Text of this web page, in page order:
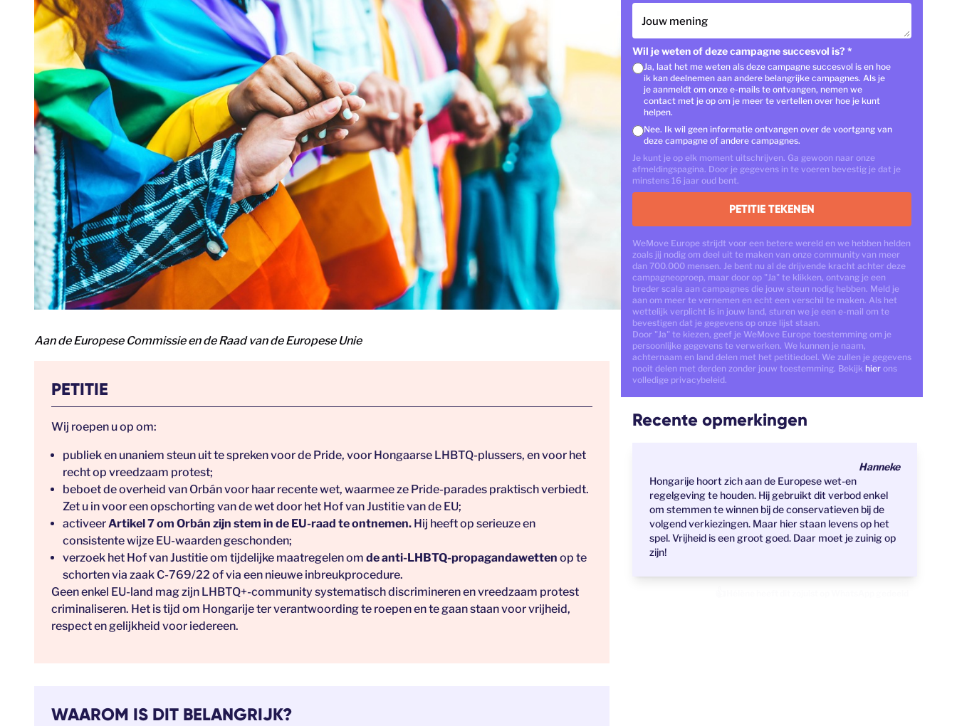
Aan de Europese Commissie en de Raad van de Europese Unie
PETITIE
Wij roepen u op om:
publiek en unaniem steun uit te spreken voor de Pride, voor Hongaarse LHBTQ-plussers, en voor het
recht op vreedzaam protest;
beboet de overheid van Orbán voor haar recente wet, waarmee ze Pride-parades praktisch verbiedt.
Zet u in voor een opschorting van de wet door het Hof van Justitie van de EU;
activeerArtikel 7 om Orbán zijn stem in de EU-raad te ontnemen. Hij heeft op serieuze en
consistente wijze EU-waarden geschonden;
verzoek het Hof van Justitie om tijdelijke maatregelen om de anti-LHBTQ-propagandawetten op te
schorten via zaak C-769/22 of via een nieuwe inbreukprocedure.
Geen enkel EU-land mag zijn LHBTQ+-community systematisch discrimineren en vreedzaam protest
criminaliseren. Het is tijd om Hongarije ter verantwoording te roepen en te gaan staan voor vrijheid,
respect en gelijkheid voor iedereen.
WAAROM IS DIT BELANGRIJK?
Jouw mening
Wil je weten of deze campagne succesvol is? *
Ja, laat het me weten als deze campagne succesvol is en hoe
ik kan deelnemen aan andere belangrijke campagnes. Als je
je aanmeldt om onze e-mails te ontvangen, nemen we
contact met je op om je meer te vertellen over hoe je kunt
helpen.
Nee. Ik wil geen informatie ontvangen over de voortgang van
deze campagne of andere campagnes.
Je kunt je op elk moment uitschrijven. Ga gewoon naar onze
afmeldingspagina. Door je gegevens in te voeren bevestig je dat je
minstens 16 jaar oud bent.
PETITIE TEKENEN
WeMove Europe strijdt voor een betere wereld en we hebben helden
zoals jij nodig om deel uit te maken van onze community van meer
dan 700.000 mensen. Je bent nu al de drijvende kracht achter deze
campagneoproep, maar door op "Ja" te klikken, ontvang je een
breder scala aan campagnes die jouw steun nodig hebben. Meld je
aan om meer te vernemen en echt een verschil te maken. Als het
wettelijk verplicht is in jouw land, sturen we je een e-mail om te
bevestigen dat je gegevens op onze lijst staan.
Door "Ja" te kiezen, geef je WeMove Europe toestemming om je
persoonlijke gegevens te verwerken. We kunnen je naam,
achternaam en land delen met het petitiedoel. We zullen je gegevens
nooit delen met derden zonder jouw toestemming. Bekijk hierons
volledige privacybeleid.
Recente opmerkingen
Hanneke
Hongarije hoort zich aan de Europese wet-en
regelgeving te houden. Hij gebruikt dit verbod enkel
om stemmen te winnen bij de conservatieven bij de
volgend verkiezingen. Maar hier staan levens op het
spel. Vrijheid is een groot goed. Daar moet je zuinig op
zijn!